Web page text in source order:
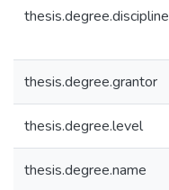
thesis.degree.discipline
thesis.degree.grantor
thesis.degree.level
thesis.degree.name